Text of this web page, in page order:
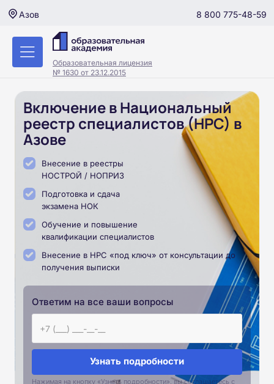
Азов 8 800 775-48-59
Образовательная лицензия
№ 1630 от 23.12.2015
Включение в Национальный
реестр специалистов (НРС) в
Азове
Внесение в реестры
НОСТРОЙ / НОПРИЗ
Подготовка и сдача
экзамена НОК
Обучение и повышение
квалификации специалистов
Внесение в НРС «под ключ» от консультации до
получения выписки
Ответим на все ваши вопросы
Узнать подробности
Нажимая на кнопку «Узнать подробности», вы соглашаетесь с